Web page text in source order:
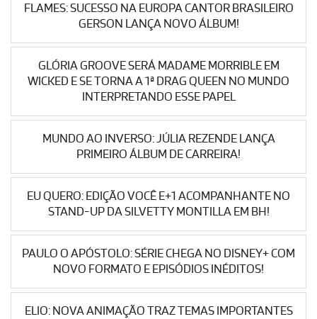
FLAMES: SUCESSO NA EUROPA CANTOR BRASILEIRO
GERSON LANÇA NOVO ÁLBUM!
GLÓRIA GROOVE SERÁ MADAME MORRIBLE EM
WICKED E SE TORNA A 1ª DRAG QUEEN NO MUNDO
INTERPRETANDO ESSE PAPEL
MUNDO AO INVERSO: JÚLIA REZENDE LANÇA
PRIMEIRO ÁLBUM DE CARREIRA!
EU QUERO: EDIÇÃO VOCÊ E+1 ACOMPANHANTE NO
STAND-UP DA SILVETTY MONTILLA EM BH!
PAULO O APÓSTOLO: SÉRIE CHEGA NO DISNEY+ COM
NOVO FORMATO E EPISÓDIOS INÉDITOS!
ELIO: NOVA ANIMAÇÃO TRAZ TEMAS IMPORTANTES